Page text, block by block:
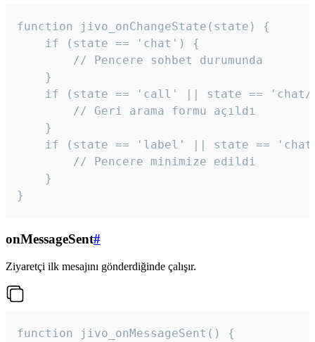
function jivo_onChangeState(state) {
    if (state == 'chat') {
        // Pencere sohbet durumunda
    }
if (state == 'call' || state ==
        // Geri arama formu açıldı
    }
if (state == 'label' || state ==
        // Pencere minimize edildi
    }
}
onMessageSent#
Ziyaretçi ilk mesajını gönderdiğinde çalışır.
function jivo_onMessageSent() {